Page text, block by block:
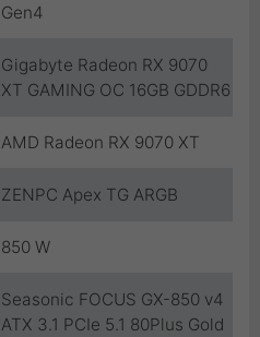
Gen4
Gigabyte Radeon RX 9070
XT GAMING OC 16GB GDDR6
AMD Radeon RX 9070 XT
ZENPC Apex TG ARGB
850 W
Seasonic FOCUS GX-850 v4
ATX 3.1 PCIe 5.1 80Plus Gold